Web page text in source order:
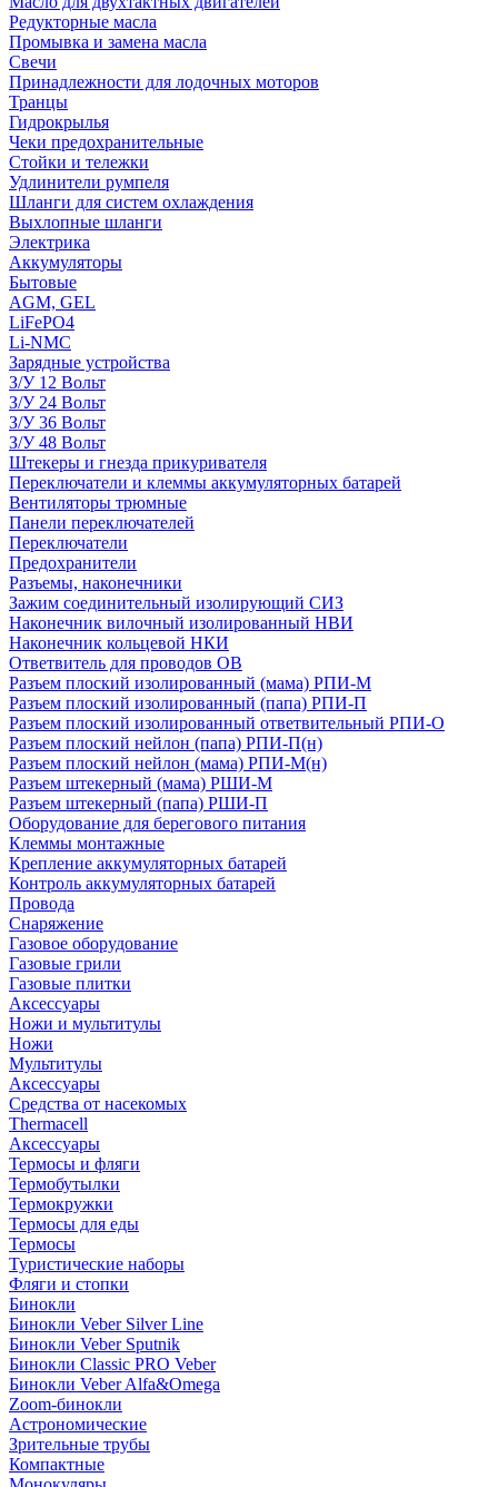
Редукторные масла
Промывка и замена масла
Свечи
Принадлежности для лодочных моторов
Транцы
Гидрокрылья
Чеки предохранительные
Стойки и тележки
Удлинители румпеля
Шланги для систем охлаждения
Выхлопные шланги
Электрика
Аккумуляторы
Бытовые
AGM, GEL
LiFePO4
Li-NMC
Зарядные устройства
З/У 12 Вольт
З/У 24 Вольт
З/У 36 Вольт
З/У 48 Вольт
Штекеры и гнезда прикуривателя
Переключатели и клеммы аккумуляторных батарей
Вентиляторы трюмные
Панели переключателей
Переключатели
Предохранители
Разъемы, наконечники
Зажим соединительный изолирующий СИЗ
Наконечник вилочный изолированный НВИ
Наконечник кольцевой НКИ
Ответвитель для проводов ОВ
Разъем плоский изолированный (мама) РПИ-М
Разъем плоский изолированный (папа) РПИ-П
Разъем плоский изолированный ответвительный РПИ-О
Разъем плоский нейлон (папа) РПИ-П(н)
Разъем плоский нейлон (мама) РПИ-М(н)
Разъем штекерный (мама) РШИ-М
Разъем штекерный (папа) РШИ-П
Оборудование для берегового питания
Клеммы монтажные
Крепление аккумуляторных батарей
Контроль аккумуляторных батарей
Провода
Снаряжение
Газовое оборудование
Газовые грили
Газовые плитки
Аксессуары
Ножи и мультитулы
Ножи
Мультитулы
Аксессуары
Средства от насекомых
Thermacell
Аксессуары
Термосы и фляги
Термобутылки
Термокружки
Термосы для еды
Термосы
Туристические наборы
Фляги и стопки
Бинокли
Бинокли Veber Silver Line
Бинокли Veber Sputnik
Бинокли Classic PRO Veber
Бинокли Veber Alfa&Omega
Zoom-бинокли
Астрономические
Зрительные трубы
Компактные